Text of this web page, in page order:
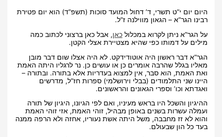
היום יום י”ט תשרי, ד’ דחול המועד סוכות (תשפ”ד) הוא יום פטירת
רבינו הגר”א – הגאון מווילנה ז”ל.
על הגר”א ניתן לקרוא במכלולכאן, אבל כאן ברצוני לכתוב כמה
מילים על דמותו כפי שהיא מצטיירת אצלי הקטן.
הגר”א דבר ראשון היה אוטודידקט. לא היה אצלו שום דבר מובן
מאליו בגלל שהרבה אומרים כן או עושים כן. נר לרגליו היתה האמת
ואת האמת, הוא סבר, אין למצוא בעדריות אלא בתורה. ובתורה –
היינו שני התלמודים (בבלי וירושלמי) ספרות חז”ל, מדרשים
ואגדתא וכו’ וספרי הגאונים והראשונים.
ההיגיון והשכל היו בראש מעיניו, ואם לפי הגיונו, היגיון של תורה
ועמלה עשרות בשנים באופן מבהיל, זוהי האמת, אזי זוהי האמת
והוא לא זז מחבבה, משל היתה אשת נעוריו, אחזה ולא הרפה ממנה
בעד כל הון שבעולם.